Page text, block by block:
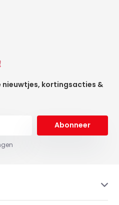
nieuwtjes, kortingsacties &
Abonneer